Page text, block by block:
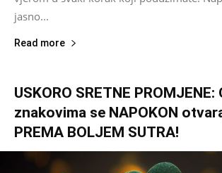
jasno...
Read more
USKORO SRETNE PROMJENE:
znakovima se NAPOKON
PREMA BOLJEM SUTRA!